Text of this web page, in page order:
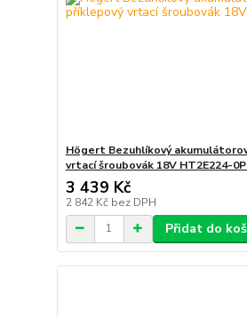
Högert Bezuhlíkový
vrtací šroubovák 18V HT2E224-
3 439 Kč
2 842 Kč bez DPH
Přidat do